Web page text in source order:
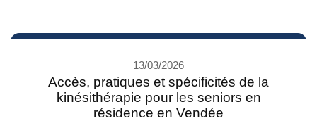
13/03/2026
Accès, pratiques et spécificités de la
kinésithérapie pour les seniors en
résidence en Vendée